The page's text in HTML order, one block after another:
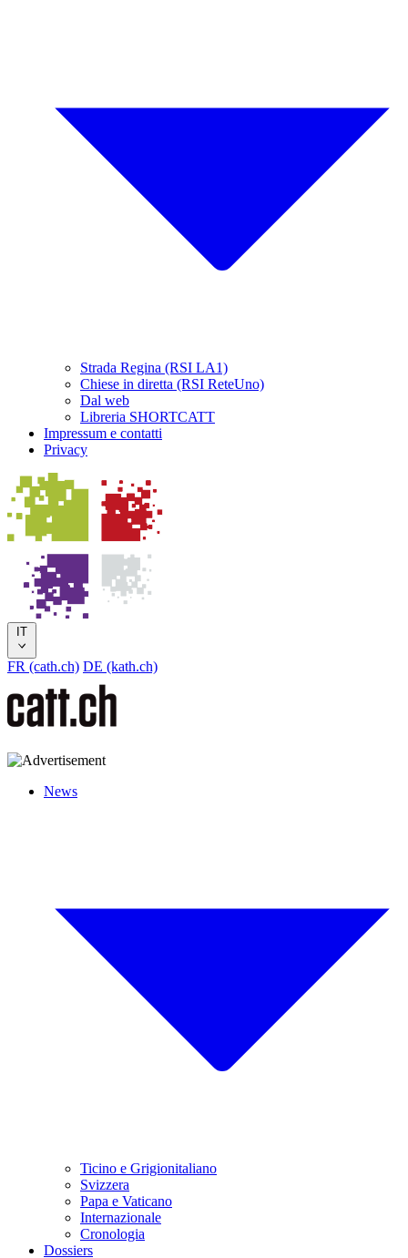
Strada Regina (RSI LA1)
Chiese in diretta (RSI ReteUno)
Dal web
Libreria SHORTCATT
Impressum e contatti
Privacy
IT
FR (cath.ch) DE (kath.ch)
News
Ticino e Grigionitaliano
Svizzera
Papa e Vaticano
Internazionale
Cronologia
Dossiers